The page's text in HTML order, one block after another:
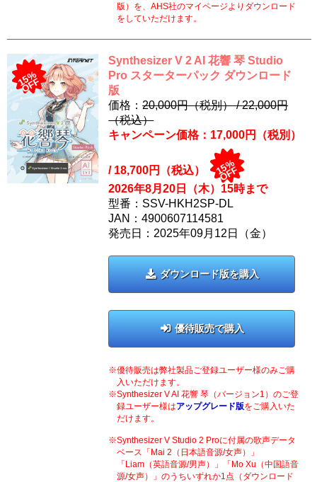
版）を、AHS社のマイページよりダウンロード
をしていただけます。
15%
OFF
Synthesizer V 2 AI 花響 琴 Studio
Pro スターターパック ダウンロード
版
価格：20,000円（税別） /22,000円
（税込）
キャンペーン価格：17,000円（税別）
/ 18,700円（税込） 15%
OFF
2026年8月20日（木）15時まで
型番：SSV-HKH2SP-DL
JAN：4900607114581
発売日：2025年09月12日（金）
ダウンロード版を購入
優待販売で購入
優待販売は弊社製品ご登録ユーザー様のみご購
入いただけます。
Synthesizer V AI 花響 琴（バージョン1）のご登
録ユーザー様はアップグレード版をご購入いた
だけます。
Synthesizer V Studio 2 Proに付属の歌声データ
ベース「Mai 2（日本語音源/女声）」
「Liam（英語音源/男声）」「Mo Xu（中国語音
源/女声）」のうちいずれか1点（ダウンロード